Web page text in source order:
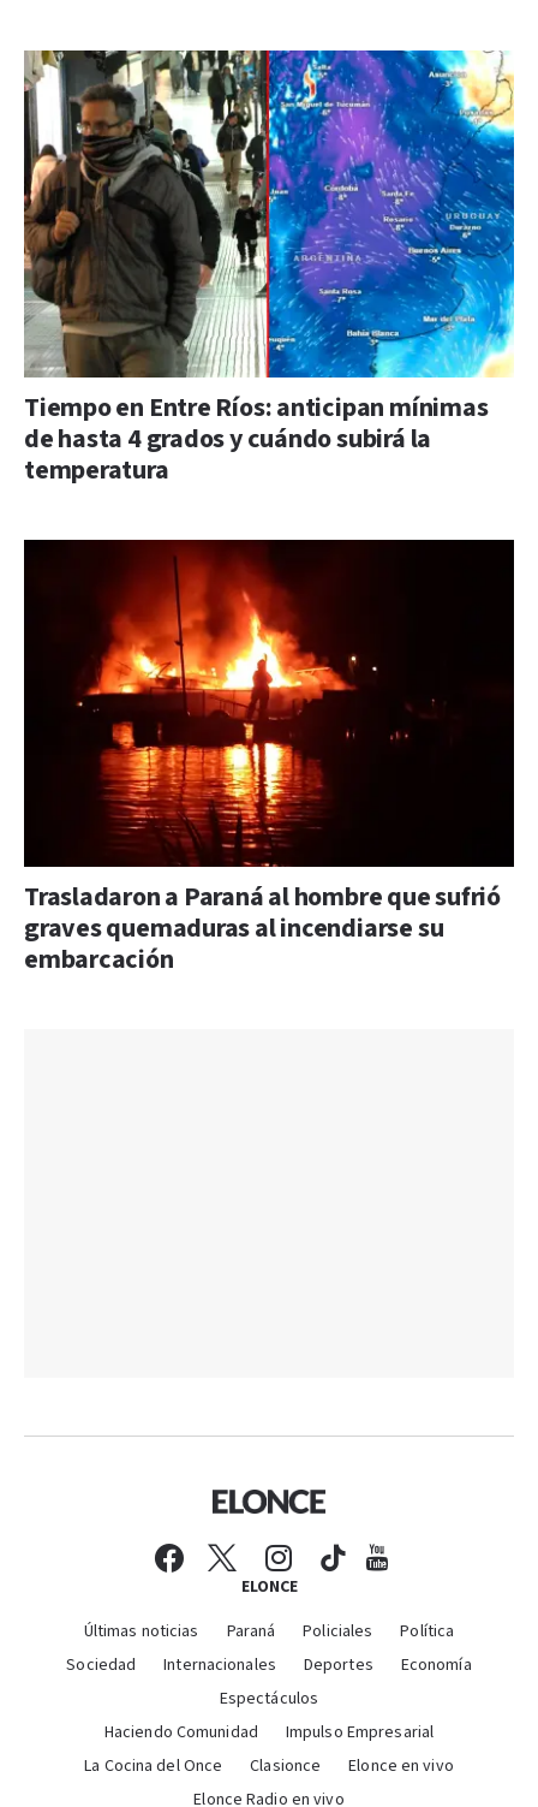
Tiempo en Entre Ríos: anticipan mínimas
de hasta 4 grados y cuándo subirá la
temperatura
Trasladaron a Paraná al hombre que sufrió
graves quemaduras al incendiarse su
embarcación
ELONCE
Últimas noticias Paraná Policiales
Política
Sociedad
Internacionales Deportes
Economía
Espectáculos
Haciendo Comunidad
Impulso Empresarial
La Cocina del Once
Clasionce
Elonce en vivo
Elonce Radio en vivo